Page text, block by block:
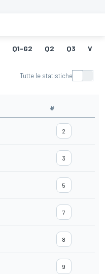
Q1-G2 Q2 Q3 V
Tutte le statistiche
#
2
3
5
7
8
9